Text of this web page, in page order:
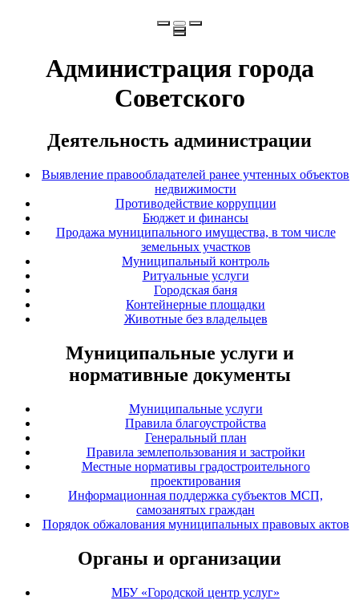
Администрация города
Советского
Деятельность администрации
Выявление правообладателей ранее учтенных объектов
недвижимости
Противодействие коррупции
Бюджет и финансы
Продажа муниципального имущества, в том числе
земельных участков
Муниципальный контроль
Ритуальные услуги
Городская баня
Контейнерные площадки
Животные без владельцев
Муниципальные услуги и
нормативные документы
Муниципальные услуги
Правила благоустройства
Генеральный план
Правила землепользования и застройки
Местные нормативы градостроительного
проектирования
Информационная поддержка субъектов МСП,
самозанятых граждан
Порядок обжалования муниципальных правовых актов
Органы и организации
МБУ «Городской центр услуг»